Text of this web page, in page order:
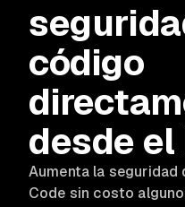
código
desde el
Aumenta la seguridad
Code sin costo